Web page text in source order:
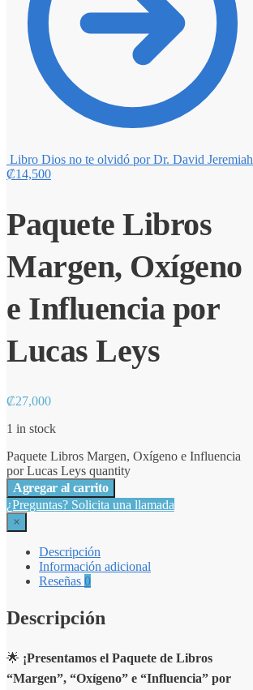
Libro Dios no te olvidó por Dr. David Jeremiah
₡14,500
Paquete Libros
Margen, Oxígeno
e Influencia por
Lucas Leys
₡27,000
1 in stock
Paquete Libros Margen, Oxígeno e Influencia
por Lucas Leys quantity
Agregar al carrito
¿Preguntas? Solicita una llamada
×
Descripción
Información adicional
Reseñas 0
Descripción
🌟 ¡Presentamos el Paquete de Libros
“Margen”, “Oxígeno” e “Influencia” por